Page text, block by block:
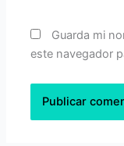
Guarda mi
este navegador